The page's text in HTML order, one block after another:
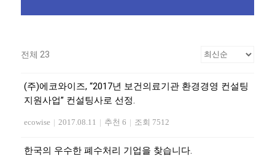
전체 23
(주)에코와이즈, “2017년 보건의료기관 환경경영 컨설팅
지원사업” 컨설팅사로 선정.
ecowise | 2017.08.11 | 추천 6 | 조회 7512
한국의 우수한 폐수처리 기업을 찾습니다.